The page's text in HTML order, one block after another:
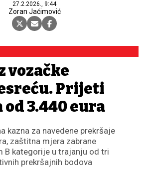
27.2.2026., 9:44
Zoran Jaćimović
vozačke
Prijeti
od 3.440 eura
kazna za navedene prekršaje
zaštitna mjera zabrane
B kategorije u trajanju od tri
prekršajnih bodova